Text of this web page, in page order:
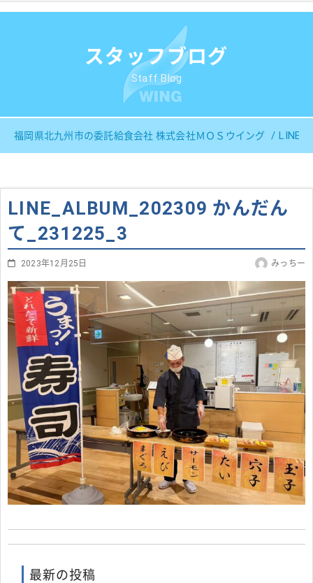
スタッフブログ
Staff Blog
福岡県北九州市の委託給食会社 株式会社ＭＯＳウイング
LINE_ALBUM_202309 かんだん
て_231225_3
2023年12月25日 みっちー
最新の投稿